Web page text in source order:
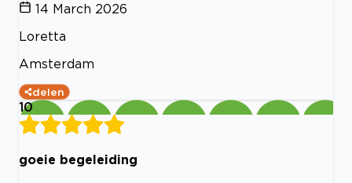
14 March 2026
Loretta
Amsterdam
delen
10
goeie begeleiding